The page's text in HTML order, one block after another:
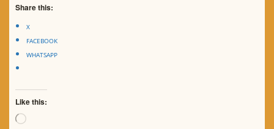
Share this:
X
FACEBOOK
WHATSAPP
Like this:
Loading…